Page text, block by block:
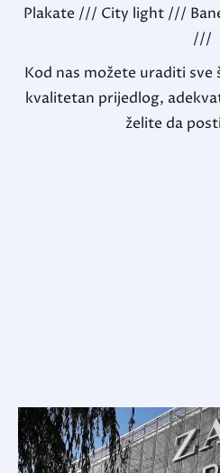
Plakate /// City light ///
///
Kod nas možete uraditi
kvalitetan prijedlog,
želite da